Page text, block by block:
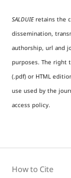
SALDUIEretains the
dissemination,
authorship, url and
purposes. The right
(.pdf) or HTML
use used by the
access policy.
How to Cite